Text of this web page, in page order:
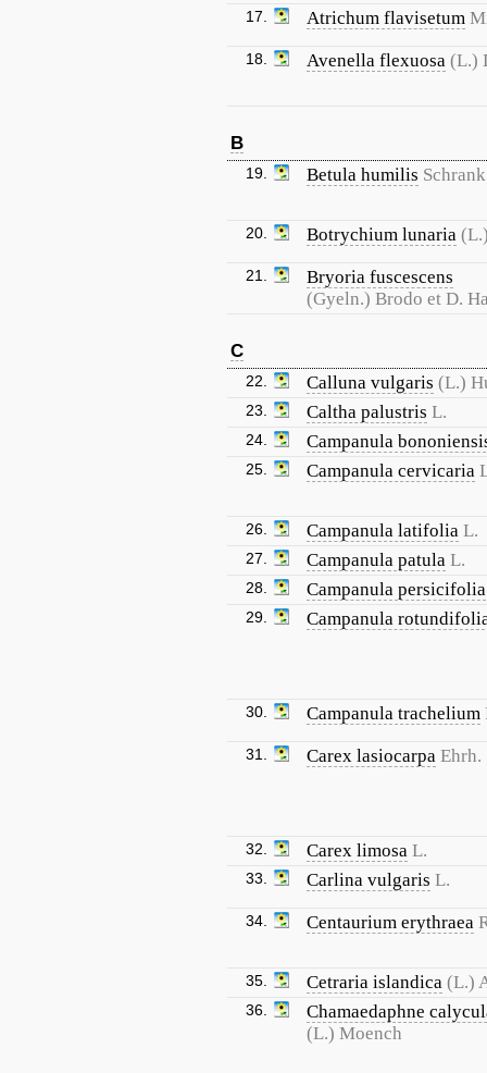
17. Atrichum flavisetum
18. Avenella flexuosa (L.)
B
19. Betula humilis Schrank
20. Botrychium lunaria
21.
Bryoria fuscescens
(Gyeln.) Brodo et D.
C
22. Calluna vulgaris (L.)
23. Caltha palustris L.
24. Campanula
25. Campanula cervicaria
26. Campanula latifolia L.
27. Campanula patula L.
28. Campanula persicifolia
29. Campanula
30. Campanula trachelium
31. Carex lasiocarpa Ehrh.
32. Carex limosa L.
33. Carlina vulgaris L.
34. Centaurium erythraea
35. Cetraria islandica (L.)
36.
Chamaedaphne
(L.) Moench